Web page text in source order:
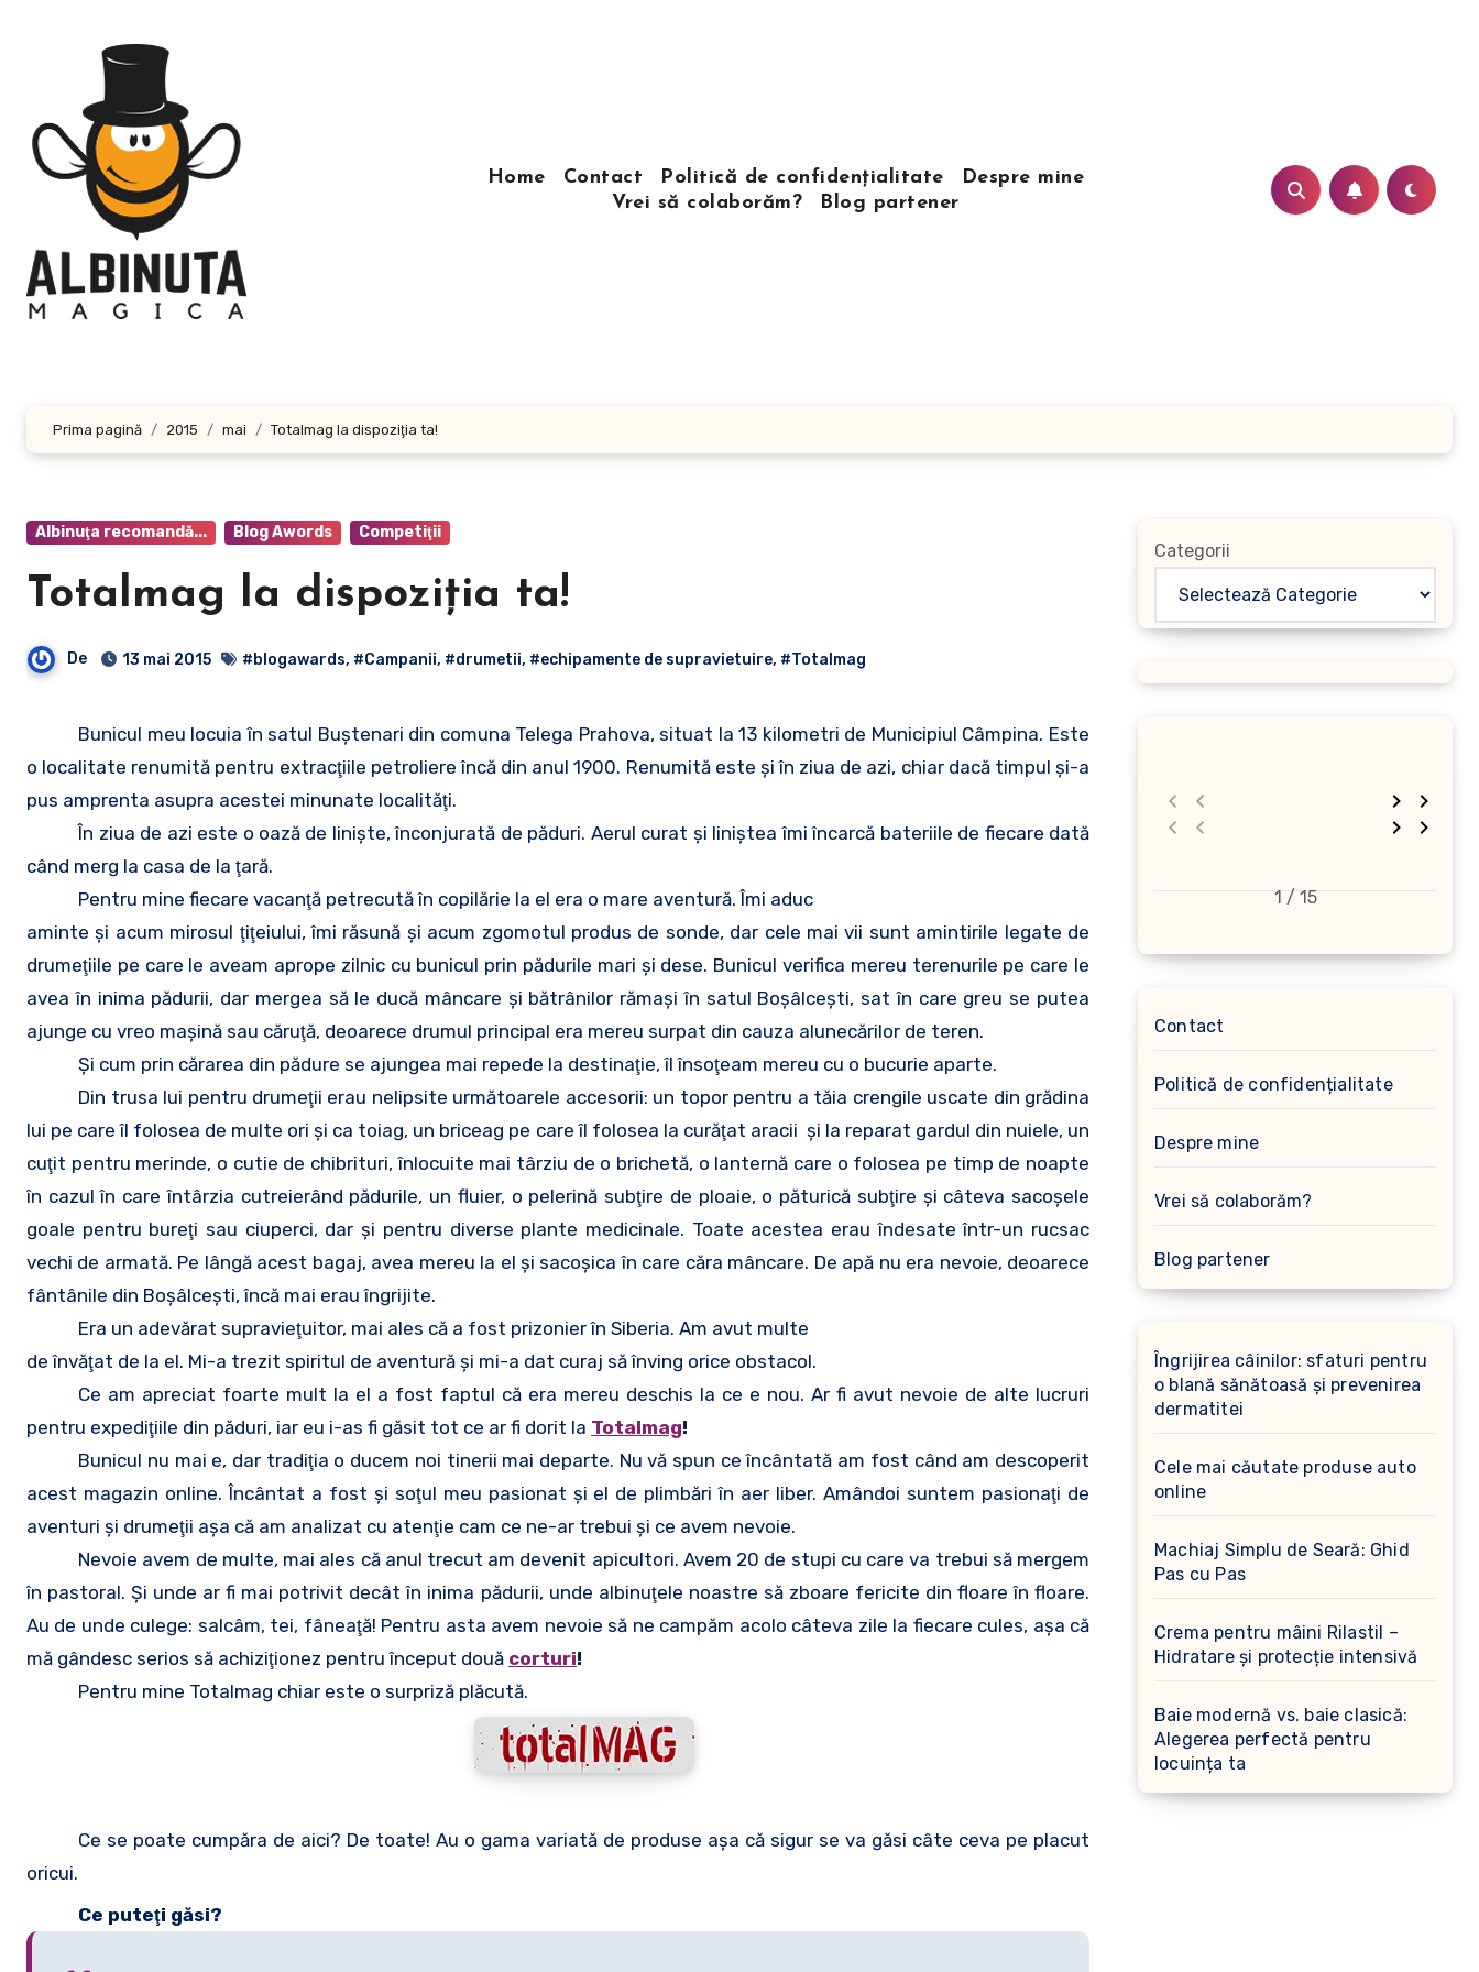
Home Contact Politică de confidențialitate
Despre mine
Vrei să colaborăm?
Blog partener
Prima pagină 2015 mai Totalmag la dispoziţia ta!
Albinuţa recomandă... Blog Awords Competiţii
Totalmag la dispoziţia ta!
De 13 mai 2015 #blogawards, #Campanii, #drumetii, #echipamente de supravietuire, #Totalmag
Bunicul meu locuia în satul Buştenari din comuna Telega Prahova, situat la 13 kilometri de Municipiul Câmpina. Este
o localitate renumită pentru extracţiile petroliere încă din anul 1900. Renumită este şi în ziua de azi, chiar dacă timpul şi-a
pus amprenta asupra acestei minunate localităţi.
În ziua de azi este o oază de linişte, înconjurată de păduri. Aerul curat şi liniştea îmi încarcă bateriile de fiecare dată
când merg la casa de la ţară.
Pentru mine fiecare vacanţă petrecută în copilărie la el era o mare aventură. Îmi aduc
aminte şi acum mirosul ţiţeiului, îmi răsună şi acum zgomotul produs de sonde, dar cele mai vii sunt amintirile legate de
drumeţiile pe care le aveam aprope zilnic cu bunicul prin pădurile mari şi dese. Bunicul verifica mereu terenurile pe care le
avea în inima pădurii, dar mergea să le ducă mâncare şi bătrânilor rămaşi în satul Boşâlceşti, sat în care greu se putea
ajunge cu vreo maşină sau căruţă, deoarece drumul principal era mereu surpat din cauza alunecărilor de teren.
Şi cum prin cărarea din pădure se ajungea mai repede la destinaţie, îl însoţeam mereu cu o bucurie aparte.
Din trusa lui pentru drumeţii erau nelipsite următoarele accesorii: un topor pentru a tăia crengile uscate din grădina
lui pe care îl folosea de multe ori şi ca toiag, un briceag pe care îl folosea la curăţat aracii şi la reparat gardul din nuiele, un
cuţit pentru merinde, o cutie de chibrituri, înlocuite mai târziu de o brichetă, o lanternă care o folosea pe timp de noapte
în cazul în care întârzia cutreierând pădurile, un fluier, o pelerină subţire de ploaie, o păturică subţire şi câteva sacoşele
goale pentru bureţi sau ciuperci, dar şi pentru diverse plante medicinale. Toate acestea erau îndesate într-un rucsac
vechi de armată. Pe lângă acest bagaj, avea mereu la el şi sacoşica în care căra mâncare. De apă nu era nevoie, deoarece
fântânile din Boşâlceşti, încă mai erau îngrijite.
Era un adevărat supravieţuitor, mai ales că a fost prizonier în Siberia. Am avut multe
de învăţat de la el. Mi-a trezit spiritul de aventură şi mi-a dat curaj să înving orice obstacol.
Ce am apreciat foarte mult la el a fost faptul că era mereu deschis la ce e nou. Ar fi avut nevoie de alte lucruri
pentru expediţiile din păduri, iar eu i-as fi găsit tot ce ar fi dorit la Totalmag!
Bunicul nu mai e, dar tradiţia o ducem noi tinerii mai departe. Nu vă spun ce încântată am fost când am descoperit
acest magazin online. Încântat a fost şi soţul meu pasionat şi el de plimbări în aer liber. Amândoi suntem pasionaţi de
aventuri şi drumeţii aşa că am analizat cu atenţie cam ce ne-ar trebui şi ce avem nevoie.
Nevoie avem de multe, mai ales că anul trecut am devenit apicultori. Avem 20 de stupi cu care va trebui să mergem
în pastoral. Şi unde ar fi mai potrivit decât în inima pădurii, unde albinuţele noastre să zboare fericite din floare în floare.
Au de unde culege: salcâm, tei, fâneaţă! Pentru asta avem nevoie să ne campăm acolo câteva zile la fiecare cules, aşa că
mă gândesc serios să achiziţionez pentru început două corturi!
Pentru mine Totalmag chiar este o surpriză plăcută.
Ce se poate cumpăra de aici? De toate! Au o gama variată de produse aşa că sigur se va găsi câte ceva pe placut
oricui.
Ce puteţi găsi?
Categorii
1 / 15
Contact
Politică de confidențialitate
Despre mine
Vrei să colaborăm?
Blog partener
Îngrijirea câinilor: sfaturi pentru
o blană sănătoasă și prevenirea
dermatitei
Cele mai căutate produse auto
online
Machiaj Simplu de Seară: Ghid
Pas cu Pas
Crema pentru mâini Rilastil –
Hidratare și protecție intensivă
Baie modernă vs. baie clasică:
Alegerea perfectă pentru
locuința ta